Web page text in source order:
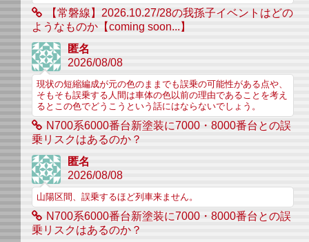
【常磐線】2026.10.27/28の我孫子イベントはどの
ようなものか【coming soon...】
匿名
2026/08/08
現状の短縮編成が元の色のままでも誤乗の可能性がある点や、
そもそも誤乗する人間は車体の色以前の理由であることを考え
るとこの色でどうこうという話にはならないでしょう。
N700系6000番台新塗装に7000・8000番台との誤
乗リスクはあるのか？
匿名
2026/08/08
山陽区間、誤乗するほど列車来ません。
N700系6000番台新塗装に7000・8000番台との誤
乗リスクはあるのか？